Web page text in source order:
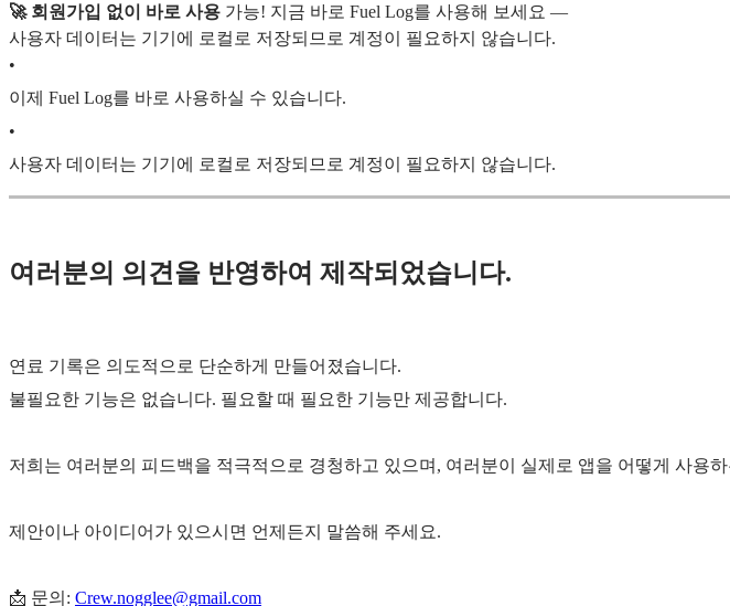
🚀 회원가입 없이 바로 사용 가능! 지금 바로 Fuel Log를 사용해 보세요 —
사용자 데이터는 기기에 로컬로 저장되므로 계정이 필요하지 않습니다.
•
이제 Fuel Log를 바로 사용하실 수 있습니다.
•
사용자 데이터는 기기에 로컬로 저장되므로 계정이 필요하지 않습니다.
여러분의 의견을 반영하여 제작되었습니다.
연료 기록은 의도적으로 단순하게 만들어졌습니다.
불필요한 기능은 없습니다. 필요할 때 필요한 기능만 제공합니다.
저희는 여러분의 피드백을 적극적으로 경청하고 있으며, 여러분이 실제로 앱을 어떻게 사용
제안이나 아이디어가 있으시면 언제든지 말씀해 주세요.
📩 문의: Crew.nogglee@gmail.com